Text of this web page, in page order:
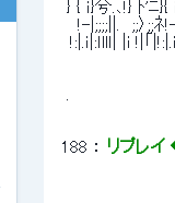
} { ｉ}兮.､!} ﾄ'ﾆ}{
!-|;;;;||.　;;〉;;ﾈ
!:|.ｉ|:ｌllｌ| |i !|「
188 ： リプレ